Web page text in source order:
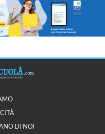
DI NOI